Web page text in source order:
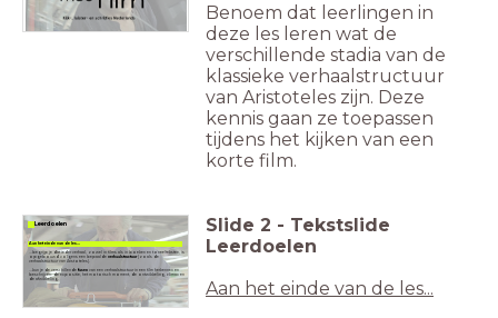
Benoem dat leerlingen in
deze les leren wat de
verschillende stadia van de
klassieke verhaalstructuur
van Aristoteles zijn. Deze
kennis gaan ze toepassen
tijdens het kijken van een
korte film.
Aan het einde van de les...
...begrijp je dat ieder verhaal, zowel in films als in boeken en toneelteksten, is
opgebouwd volgens een bepaalde verhaalstructuur(zoals de
verhaalstructuur van Aristoteles).
...kun je de verschillende fasenvan een verhaalstructuur in een film herkennen en
beschrijven: de expositie, het motorisch moment, de ontwikkeling, climax en
de afwikkeling.
Leerdoelen Slide 2 - Tekstslide
Leerdoelen
Aan het einde van de les...